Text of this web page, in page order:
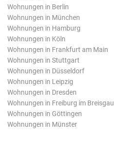
Wohnungen in Berlin
Wohnungen in München
Wohnungen in Hamburg
Wohnungen in Köln
Wohnungen in Frankfurt am Main
Wohnungen in Stuttgart
Wohnungen in Düsseldorf
Wohnungen in Leipzig
Wohnungen in Dresden
Wohnungen in Freiburg im Breisgau
Wohnungen in Göttingen
Wohnungen in Münster